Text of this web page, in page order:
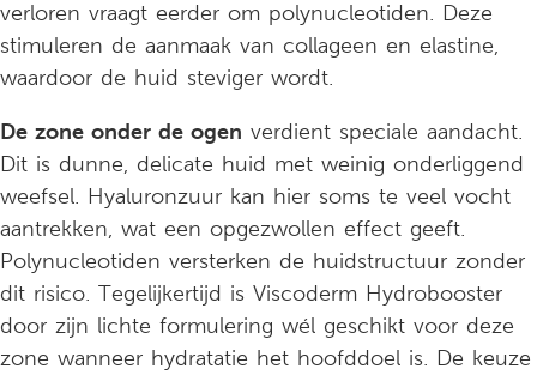
verloren vraagt eerder om polynucleotiden. Deze
stimuleren de aanmaak van collageen en elastine,
waardoor de huid steviger wordt.
De zone onder de ogen verdient speciale aandacht.
Dit is dunne, delicate huid met weinig onderliggend
weefsel. Hyaluronzuur kan hier soms te veel vocht
aantrekken, wat een opgezwollen effect geeft.
Polynucleotiden versterken de huidstructuur zonder
dit risico. Tegelijkertijd is Viscoderm Hydrobooster
door zijn lichte formulering wél geschikt voor deze
zone wanneer hydratatie het hoofddoel is. De keuze